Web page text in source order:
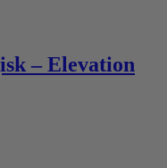
– Elevation